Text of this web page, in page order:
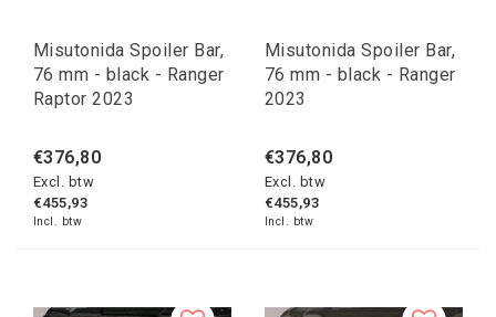
Misutonida Spoiler Bar,
76 mm - black - Ranger
Raptor 2023
€376,80
Excl. btw
€455,93
Incl. btw
Misutonida Spoiler Bar,
76 mm - black - Ranger
2023
€376,80
Excl. btw
€455,93
Incl. btw